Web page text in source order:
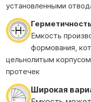
установленными
Емкость
формования,
цельнолитым
протечек
Широкая